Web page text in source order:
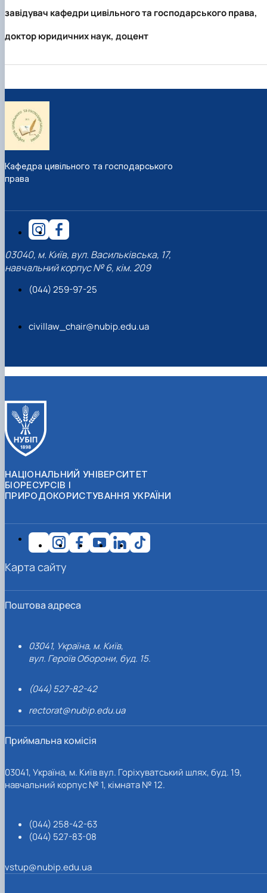
завідувач кафедри цивільного та господарського права,
доктор юридичних наук, доцент
Кафедра цивільного та господарського
права
03040, м. Київ, вул. Васильківська, 17,
навчальний корпус № 6, кім. 209
(044) 259-97-25
civillaw_chair@nubip.edu.ua
НАЦІОНАЛЬНИЙ УНІВЕРСИТЕТ
БІОРЕСУРСІВ І
ПРИРОДОКОРИСТУВАННЯ УКРАЇНИ
Поштова адреса
03041, Україна, м. Київ,
вул. Героїв Оборони, буд. 15.
(044) 527-82-42
rectorat@nubip.edu.ua
Приймальна комісія
03041, Україна, м. Київ вул. Горіхуватський шлях, буд. 19,
навчальний корпус № 1, кімната № 12.
(044) 258-42-63
(044) 527-83-08
vstup@nubip.edu.ua
Карта сайту